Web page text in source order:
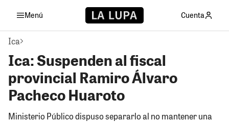
Menú Cuenta
Ica
Ica: Suspenden al fiscal
provincial Ramiro Álvaro
Pacheco Huaroto
Ministerio Público dispuso separarlo al no mantener una